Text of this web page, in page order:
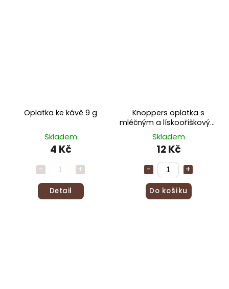
Oplatka ke kávě 9 g
Skladem
4 Kč
Detail
Knoppers oplatka s
mléčným a lískooříškovým
krémem 25 g
Skladem
12 Kč
Do košíku